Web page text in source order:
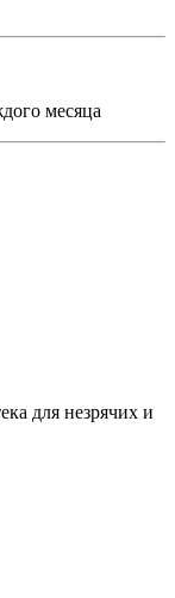
месяца
для незрячих и